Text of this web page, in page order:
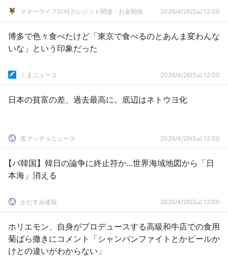
マネーライフ2ch|クレジット関連・お金関係 2026/4/26(Su) 12:00
博多で色々食べたけど「東京で食べるのとあんま変わんな
いな」という印象だった
くまニュース 2026/4/26(Su) 12:00
日本の貧富の差、過去最高に。底辺はネトウヨ化
黒マッチョニュース 2026/4/26(Su) 12:00
【バ韓国】韓日の論争に終止符か…世界海域地図から「日
本海」消える
かたすみ速報 2026/4/26(Su) 12:00
ホリエモン、自身がプロデュースする高級和牛店での食用
菊ばら撒きにコメント「シャンパンファイトとかビールか
けとの違いがわからない」